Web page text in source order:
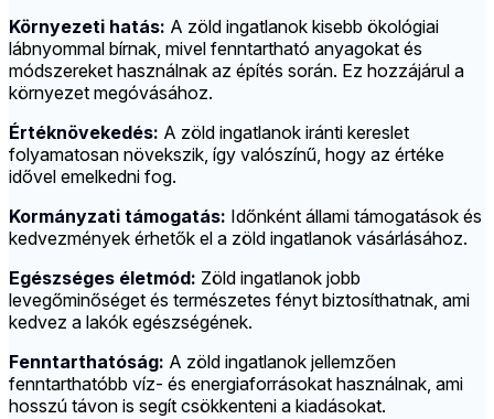
Környezeti hatás: A zöld ingatlanok kisebb ökológiai
lábnyommal bírnak, mivel fenntartható anyagokat és
módszereket használnak az építés során. Ez hozzájárul a
környezet megóvásához.
Értéknövekedés: A zöld ingatlanok iránti kereslet
folyamatosan növekszik, így valószínű, hogy az értéke
idővel emelkedni fog.
Kormányzati támogatás: Időnként állami támogatások és
kedvezmények érhetők el a zöld ingatlanok vásárlásához.
Egészséges életmód: Zöld ingatlanok jobb
levegőminőséget és természetes fényt biztosíthatnak, ami
kedvez a lakók egészségének.
Fenntarthatóság: A zöld ingatlanok jellemzően
fenntarthatóbb víz- és energiaforrásokat használnak, ami
hosszú távon is segít csökkenteni a kiadásokat.